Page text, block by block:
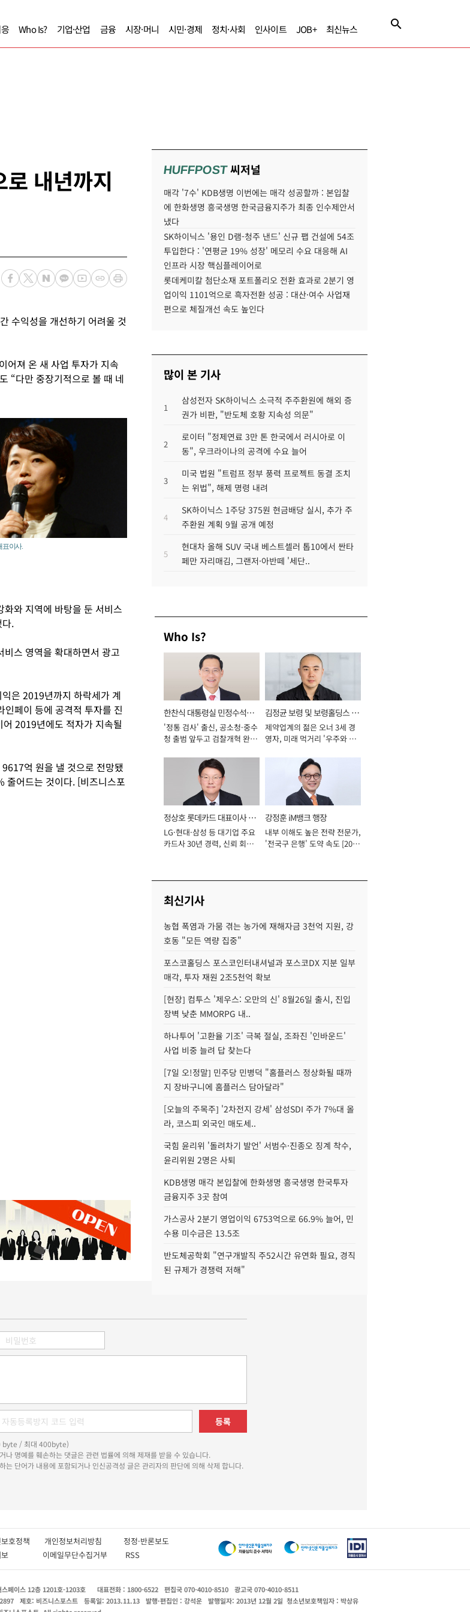
Who Is? 기업·산업 금융 시장·머니 시민·경제 정치·사회 인사이트 JOB+ 최신뉴스
내년까지
수익성을 개선하기 어려울 것
어져 온 새 사업 투자가 지속
“다만 중장기적으로 볼 때 네
표이사.
와 지역에 바탕을 둔 서비스
.
스 영역을 확대하면서 광고
은 2019년까지 하락세가 계
페이 등에 공격적 투자를 진
2019년에도 적자가 지속될
억 원을 낼 것으로 전망됐
줄어드는 것이다. [비즈니스포
HUFFPOST씨저널
매각 '7수' KDB생명 이번에는 매각 성공할까 : 본입찰
에 한화생명 흥국생명 한국금융지주가 최종 인수제안서
냈다
SK하이닉스 '용인 D램-청주 낸드' 신규 팹 건설에 54조
투입한다 : '연평균 19% 성장' 메모리 수요 대응해 AI
인프라 시장 핵심플레이어로
롯데케미칼 첨단소재 포트폴리오 전환 효과로 2분기 영
업이익 1101억으로 흑자전환 성공 : 대산·여수 사업재
편으로 체질개선 속도 높인다
많이 본 기사
1
삼성전자 SK하이닉스 소극적 주주환원에 해외 증
권가 비판, "반도체 호황 지속성 의문"
2
로이터 "정제연료 3만 톤 한국에서 러시아로 이
동", 우크라이나의 공격에 수요 늘어
3
미국 법원 "트럼프 정부 풍력 프로젝트 동결 조치
는 위법", 해제 명령 내려
4
SK하이닉스 1주당 375원 현금배당 실시, 추가 주
주환원 계획 9월 공개 예정
5
현대차 올해 SUV 국내 베스트셀러 톱10에서 싼타
페만 자리매김, 그랜저·아반떼 '세단..
Who Is?
한찬식 대통령실 민정수석비
서관
'정통 검사' 출신, 공소청·중수
청 출범 앞두고 검찰개혁 완수
김정균 보령 및 보령홀딩스 대
표이사 사장
제약업계의 젊은 오너 3세 경
영자, 미래 먹거리 '우주와 헬
정상호 롯데카드 대표이사 사
장
LG·현대·삼성 등 대기업 주요
카드사 30년 경력, 신뢰 회복
강정훈 iM뱅크 행장
내부 이해도 높은 전략 전문가,
'전국구 은행' 도약 속도 [2026
최신기사
농협 폭염과 가뭄 겪는 농가에 재해자금 3천억 지원, 강
호동 "모든 역량 집중"
포스코홀딩스 포스코인터내셔널과 포스코DX 지분 일부
매각, 투자 재원 2조5천억 확보
[현장] 컴투스 '제우스: 오만의 신' 8월26일 출시, 진입
장벽 낮춘 MMORPG 내..
하나투어 '고환율 기조' 극복 절실, 조좌진 '인바운드'
사업 비중 늘려 답 찾는다
[7일 오!정말] 민주당 민병덕 "홈플러스 정상화될 때까
지 장바구니에 홈플러스 담아달라"
[오늘의 주목주] '2차전지 강세' 삼성SDI 주가 7%대 올
라, 코스피 외국인 매도세..
국힘 윤리위 '돌려차기 발언' 서범수·진종오 징계 착수,
윤리위원 2명은 사퇴
KDB생명 매각 본입찰에 한화생명 흥국생명 한국투자
금융지주 3곳 참여
가스공사 2분기 영업이익 6753억으로 66.9% 늘어, 민
수용 미수금은 13.5조
반도체공학회 "연구개발직 주52시간 유연화 필요, 경직
된 규제가 경쟁력 저해"
등록
byte / 최대 400byte)
나 명예를 훼손하는 댓글은 관련 법률에 의해 제재를 받을 수 있습니다.
는 단어가 내용에 포함되거나 인신공격성 글은 관리자의 판단에 의해 삭제 합니다.
보호정책 개인정보처리방침 정정·반론보도
제보 이메일무단수집거부 RSS
페이스 12층 1201호-1203호 대표전화 : 1800-6522 편집국 070-4010-8510
광고국 070-4010-8511
제호: 비즈니스포스트 등록일: 2013.11.13 발행·편집인 : 강석운 발행일자: 2013년 12월 2일 청소년보호책임자 : 박상유